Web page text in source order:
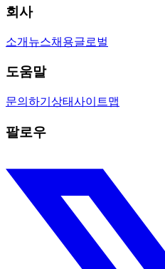
회사
소개 뉴스채용글로벌
도움말
문의하기 상태사이트맵
팔로우